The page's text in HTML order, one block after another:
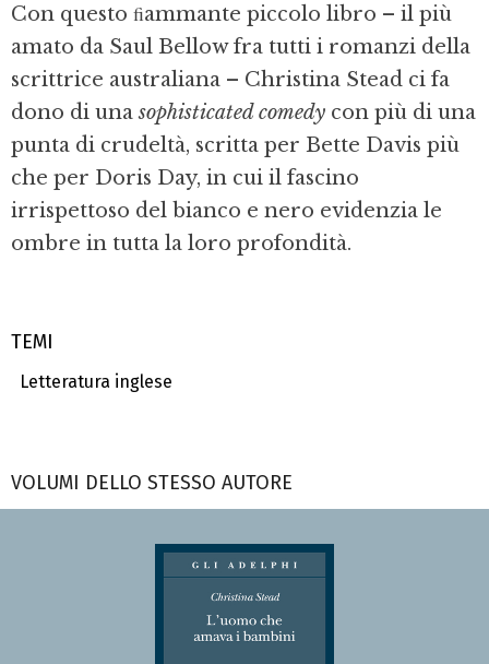
TEMI
Letteratura inglese
Con questo ﬁammante piccolo libro – il più
amato da Saul Bellow fra tutti i romanzi della
scrittrice australiana – Christina Stead ci fa
dono di unasophisticated comedy con più di una
punta di crudeltà, scritta per Bette Davis più
che per Doris Day, in cui il fascino
irrispettoso del bianco e nero evidenzia le
ombre in tutta la loro profondità.
VOLUMI DELLO STESSO AUTORE